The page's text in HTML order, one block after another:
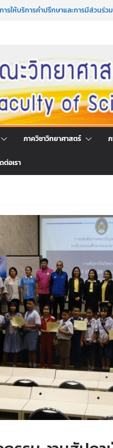
รให้บริการคำปรึกษาและการมีส่วนร่ว
นโลยี ภาคปกติ ประจำปีการศึกษา 2569
ประชาชนทุกคน ร่วมลงนามออนไลน์ “
.ศ. 2569
ดาห์วิทยาศาสตร์แห่งชาติ ประจำปี
ภาควิชาวิทยาศาสตร์
ต่อเรา